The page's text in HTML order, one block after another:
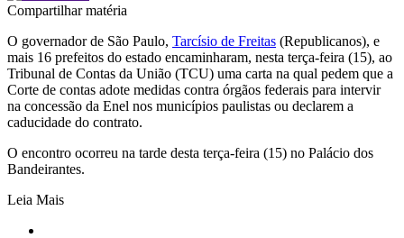
Compartilhar matéria
O governador de São Paulo, Tarcísio de Freitas (Republicanos), e
mais 16 prefeitos do estado encaminharam, nesta terça-feira (15), ao
Tribunal de Contas da União (TCU) uma carta na qual pedem que a
Corte de contas adote medidas contra órgãos federais para intervir
na concessão da Enel nos municípios paulistas ou declarem a
caducidade do contrato.
O encontro ocorreu na tarde desta terça-feira (15) no Palácio dos
Bandeirantes.
Leia Mais